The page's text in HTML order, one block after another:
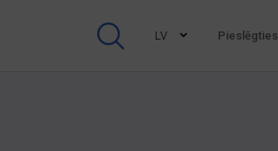
LV Pieslēgties